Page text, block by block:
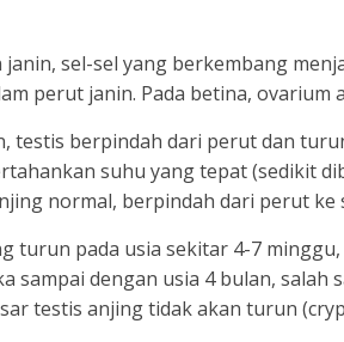
janin, sel-sel yang berkembang
perut janin. Pada betina, ovarium
testis berpindah dari perut dan
suhu yang tepat (sedikit
normal, berpindah dari perut ke
turun pada usia sekitar 4-7
sampai dengan usia 4 bulan,
testis anjing tidak akan turun